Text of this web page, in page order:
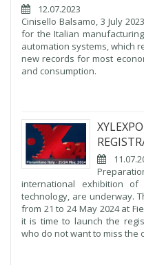
12.07.2023
Cinisello Balsamo, 3 July
for the Italian
automation systems, which
new records for most
and consumption.
international exhibition
technology, are underway.
from 21 to 24 May 2024 at
it is time to launch the
who do not want to miss the